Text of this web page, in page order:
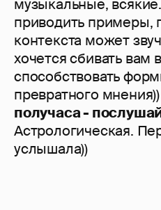
музыкальные,
приводить примеры,
контекста может
хочется сбивать вам
способствовать
превратного мнения))
получаса -
Астрологическая.
услышала))